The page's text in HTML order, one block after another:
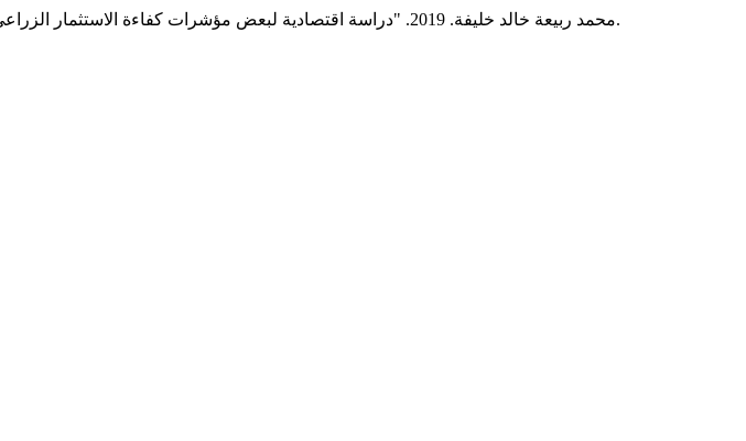
محمد ربيعة خالد خليفة. 2019. "دراسة اقتصادية لبعض مؤشرات كفاءة الاستثمار الزراعي وأثرها على الناتج الزراعي في ليبيا خلال الفترة 2011-1990 ".